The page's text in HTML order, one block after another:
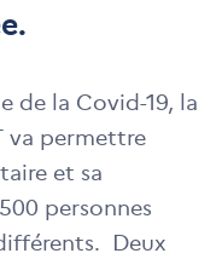
de la Covid-19, la
va permettre
et sa
personnes
Deux